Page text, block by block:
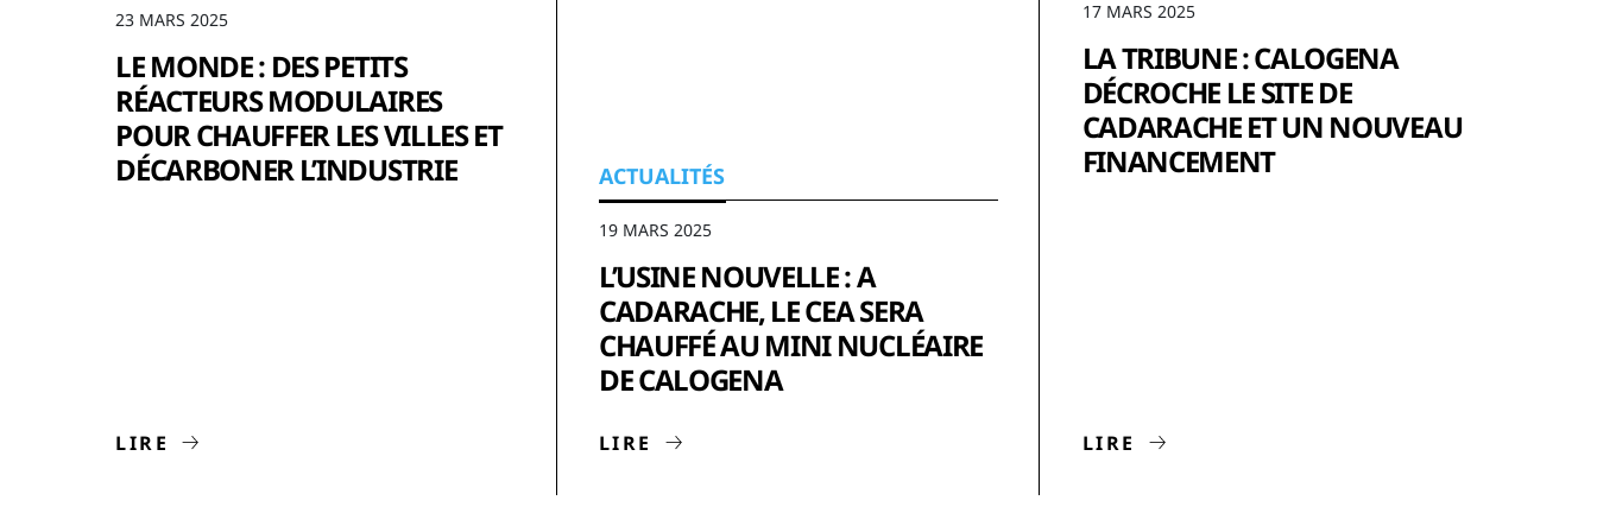
23 MARS 2025
LE MONDE : DES PETITS
RÉACTEURS MODULAIRES
POUR CHAUFFER LES VILLES ET
DÉCARBONER L’INDUSTRIE
LIRE
ACTUALITÉS
19 MARS 2025
L’USINE NOUVELLE : A
CADARACHE, LE CEA SERA
CHAUFFÉ AU MINI NUCLÉAIRE
DE CALOGENA
LIRE
17 MARS 2025
LA TRIBUNE : CALOGENA
DÉCROCHE LE SITE DE
CADARACHE ET UN NOUVEAU
FINANCEMENT
LIRE